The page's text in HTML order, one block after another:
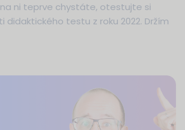
ni teprve chystáte, otestujte si
didaktického testu z roku 2022. Držím